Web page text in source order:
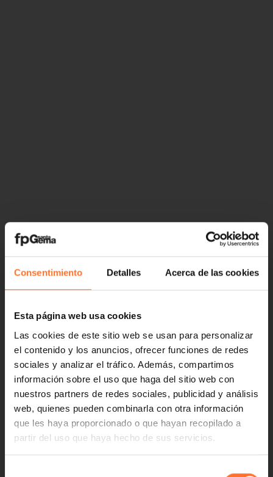
Consentimiento Detalles Acerca de las cookies
Esta página web usa cookies
Las cookies de este sitio web se usan para personalizar
el contenido y los anuncios, ofrecer funciones de redes
sociales y analizar el tráfico. Además, compartimos
información sobre el uso que haga del sitio web con
nuestros partners de redes sociales, publicidad y análisis
web, quienes pueden combinarla con otra información
que les haya proporcionado o que hayan recopilado a
partir del uso que haya hecho de sus servicios.